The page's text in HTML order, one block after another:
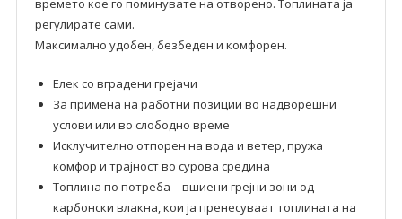
времето кое го поминувате на отворено. Топлината ја
регулирате сами.
Максимално удобен, безбеден и комфорен.
Елек со вградени грејачи
За примена на работни позиции во надворешни
услови или во слободно време
Исклучително отпорен на вода и ветер, пружа
комфор и трајност во сурова средина
Топлина по потреба – вшиени грејни зони од
карбонски влакна, кои ја пренесуваат топлината на